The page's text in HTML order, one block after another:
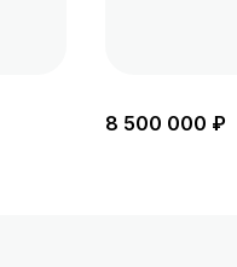
8 500 000 ₽